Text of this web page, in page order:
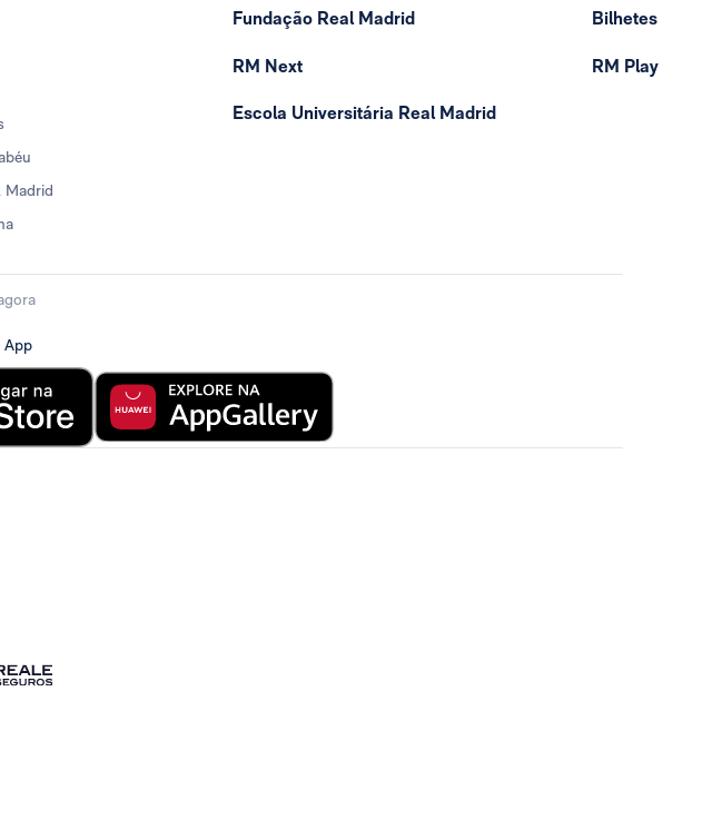
Madrid
Fundação Real Madrid
RM Next
Escola Universitária Real Madrid
Bilhetes
RM Play
App